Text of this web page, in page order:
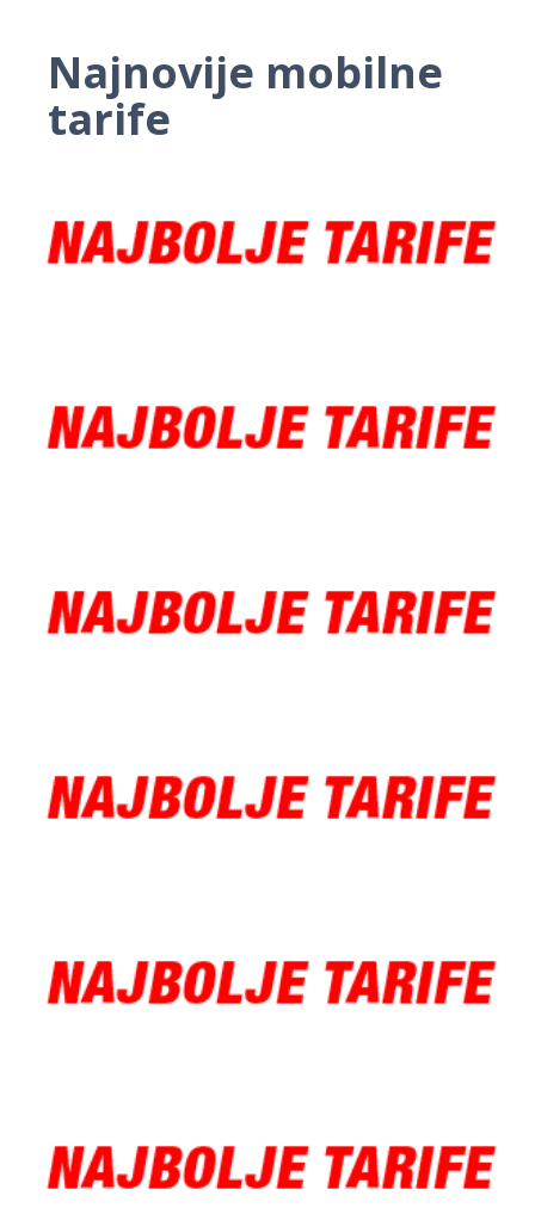
Najnovije mobilne
tarife